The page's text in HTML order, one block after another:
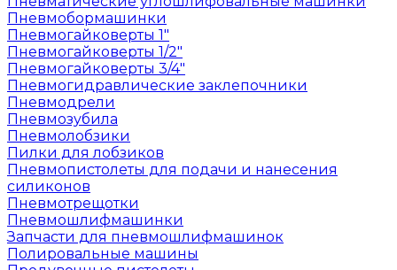
Пневмобормашинки
Пневмогайковерты 1"
Пневмогайковерты 1/2"
Пневмогайковерты 3/4"
Пневмогидравлические заклепочники
Пневмодрели
Пневмозубила
Пневмолобзики
Пилки для лобзиков
Пневмопистолеты для подачи и нанесения
силиконов
Пневмотрещотки
Пневмошлифмашинки
Запчасти для пневмошлифмашинок
Полировальные машины